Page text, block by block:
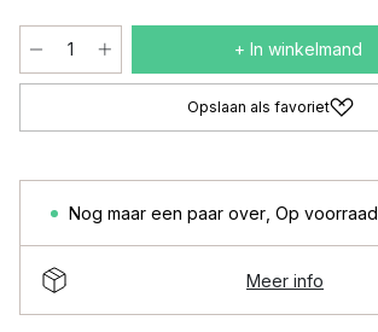
+ In winkelmand
Opslaan als favoriet
Nog maar een paar over Op voorraad
Meer info